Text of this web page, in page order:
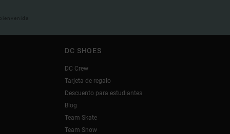
DC SHOES
DC Crew
Tarjeta de regalo
Descuento para estudiantes
Blog
Team Skate
Team Snow